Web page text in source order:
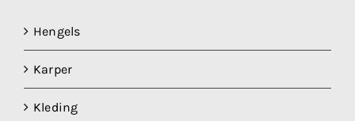
Hengels
Karper
Kleding